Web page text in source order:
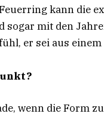
kann die
sogar mit den
er sei aus einem
wenn die Form